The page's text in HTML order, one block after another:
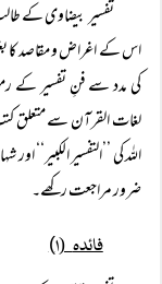
تفسیر بیضاوی کے
اس کے اغراض و مقاصد کا
کی مدد سے فنِ تفسیر کے
لغات القرآن سے متعلق
اللہ کی ’’التفسير الكبير‘‘
ضرور مراجعت رکھے۔
فائدہ (۱)